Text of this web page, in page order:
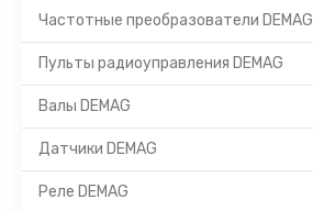
Частотные преобразователи DEMAG
Пульты радиоуправления DEMAG
Валы DEMAG
Датчики DEMAG
Реле DEMAG